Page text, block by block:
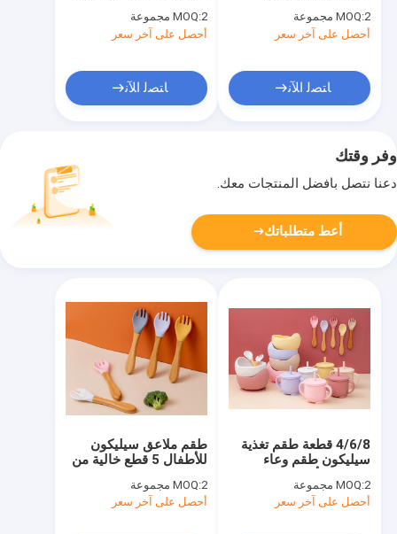
MOQ:2 مجموعة
أحصل على آخر سعر
ﺎﺘﺼﻟ ﺍﻶﻧ
4 سنواتMOQ:2 مجموعة
أحصل على آخر سعر
ﺎﺘﺼﻟ ﺍﻶﻧ
وفر وقتك
دعنا نتصل بأفضل المنتجات معك.
أعط متطلباتك
طقم ملاعق سيليكون
للأطفال 5 قطع خالية من
MOQ:2 مجموعة
أحصل على آخر سعر
4/6/8 قطعة طقم تغذية
سيليكون طقم وعاء
MOQ:2 مجموعة
أحصل على آخر سعر